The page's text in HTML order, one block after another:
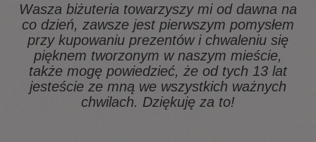
Wasza biżuteria towarzyszy mi od dawna na
co dzień, zawsze jest pierwszym pomysłem
przy kupowaniu prezentów i chwaleniu się
pięknem tworzonym w naszym mieście,
także mogę powiedzieć, że od tych 13 lat
jesteście ze mną we wszystkich ważnych
chwilach. Dziękuję za to!